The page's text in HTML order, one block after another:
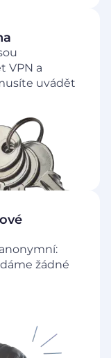
VPN a
uvádět
žádné